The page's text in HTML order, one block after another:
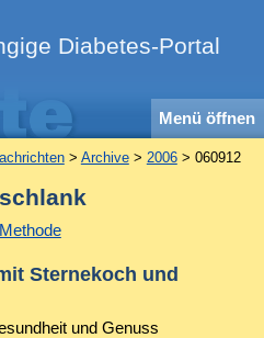
Diabetes-Portal
Menü öffnen
> Archive> 2006> 060912
Sternekoch und
und Genuss